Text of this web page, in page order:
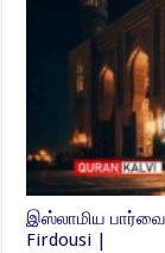
இஸ்லாமிய
Firdousi |